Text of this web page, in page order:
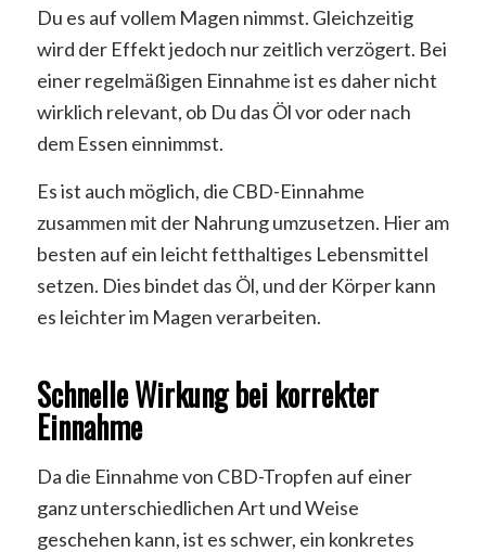
Du es auf vollem Magen nimmst. Gleichzeitig
wird der Effekt jedoch nur zeitlich verzögert. Bei
einer regelmäßigen Einnahme ist es daher nicht
wirklich relevant, ob Du das Öl vor oder nach
dem Essen einnimmst.
Es ist auch möglich, die CBD-Einnahme
zusammen mit der Nahrung umzusetzen. Hier am
besten auf ein leicht fetthaltiges Lebensmittel
setzen. Dies bindet das Öl, und der Körper kann
es leichter im Magen verarbeiten.
Schnelle Wirkung bei korrekter
Einnahme
Da die Einnahme von CBD-Tropfen auf einer
ganz unterschiedlichen Art und Weise
geschehen kann, ist es schwer, ein konkretes